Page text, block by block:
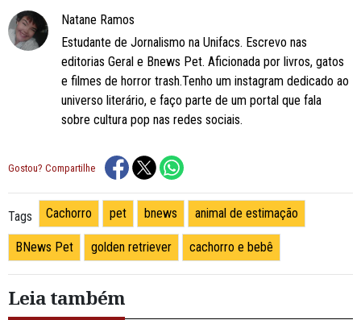
Natane Ramos
Estudante de Jornalismo na Unifacs. Escrevo nas
editorias Geral e Bnews Pet. Aficionada por livros, gatos
e filmes de horror trash.Tenho um instagram dedicado ao
universo literário, e faço parte de um portal que fala
sobre cultura pop nas redes sociais.
Gostou? Compartilhe
Tags Cachorro pet bnews animal de estimação
BNews Pet golden retriever cachorro e bebê
Leia também